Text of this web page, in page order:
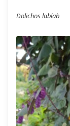
Dolichos lablab